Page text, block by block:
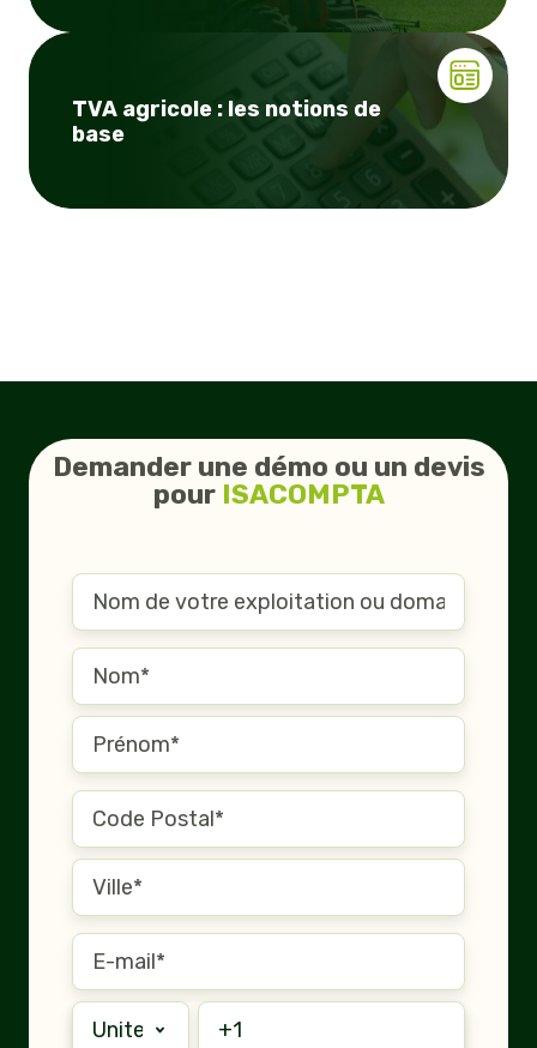
TVA agricole : les notions de
base
Demander une démo ou un devis
pour ISACOMPTA